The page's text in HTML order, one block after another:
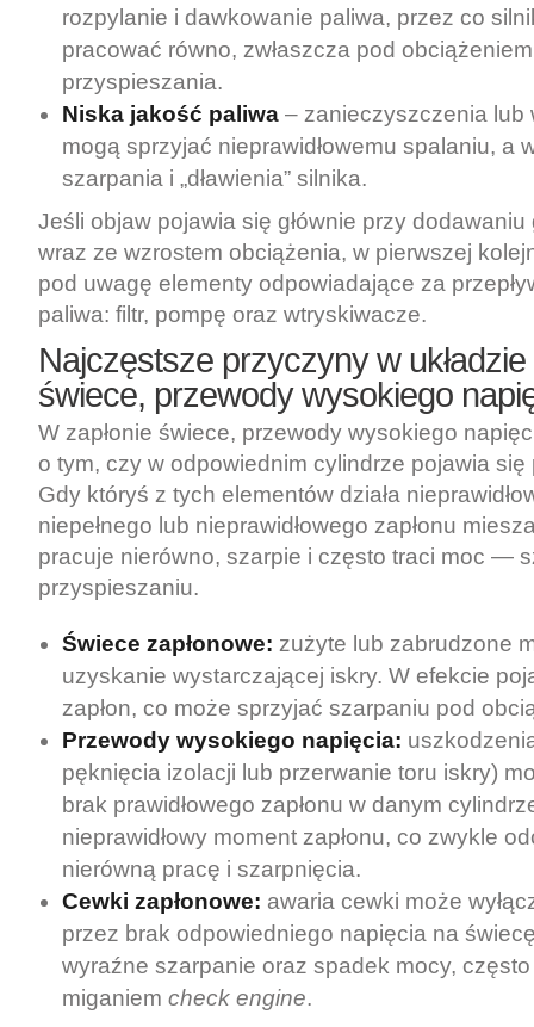
rozpylanie i dawkowanie paliwa, przez co
pracować równo, zwłaszcza pod
przyspieszania.
Niska jakość paliwa – zanieczyszczenia lub
mogą sprzyjać nieprawidłowemu spalaniu, a
szarpania i „dławienia” silnika.
Jeśli objaw pojawia się głównie przy
wraz ze wzrostem obciążenia, w pierwszej
pod uwagę elementy odpowiadające za
paliwa: filtr, pompę oraz wtryskiwacze.
Najczęstsze przyczyny w układzie
świece, przewody wysokiego
W zapłonie świece, przewody wysokiego
o tym, czy w odpowiednim cylindrze pojawia się
Gdy któryś z tych elementów działa
niepełnego lub nieprawidłowego zapłonu
pracuje nierówno, szarpie i często traci moc —
przyspieszaniu.
Świece zapłonowe: zużyte lub zabrudzone
uzyskanie wystarczającej iskry. W efekcie
zapłon, co może sprzyjać szarpaniu pod
Przewody wysokiego napięcia:
pęknięcia izolacji lub przerwanie toru iskry)
brak prawidłowego zapłonu w danym
nieprawidłowy moment zapłonu, co zwykle
nierówną pracę i szarpnięcia.
Cewki zapłonowe: awaria cewki może
przez brak odpowiedniego napięcia na
wyraźne szarpanie oraz spadek mocy,
miganiem check engine.